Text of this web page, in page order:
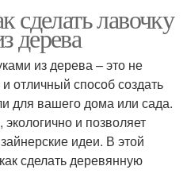
сделать лавочку
дерева
из дерева – это не
отличный способ создать
для вашего дома или сада.
и позволяет
идеи. В этой
сделать деревянную